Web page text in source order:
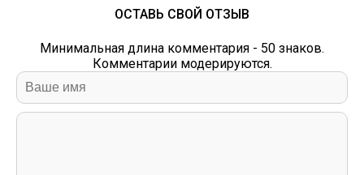
ОСТАВЬ СВОЙ ОТЗЫВ
Минимальная длина комментария - 50 знаков.
Комментарии модерируются.